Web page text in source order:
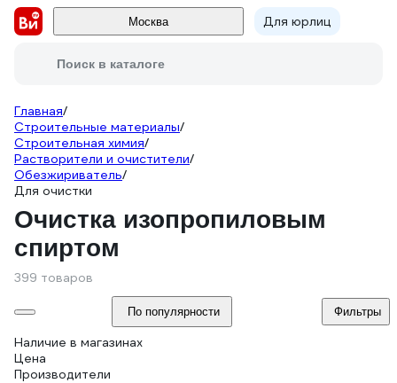
Москва Для юрлиц
Поиск в каталоге
Главная/
Строительные материалы/
Строительная химия/
Растворители и очистители/
Обезжириватель/
Для очистки
Очистка изопропиловым
спиртом
399 товаров
По популярности Фильтры
Наличие в магазинах
Цена
Производители